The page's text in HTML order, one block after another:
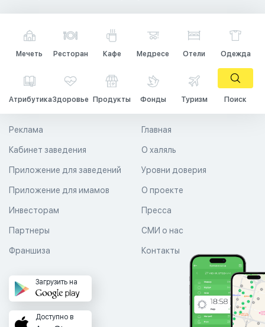
Мечеть Ресторан Кафе Медресе Отели Одежда
АтрибутикаЗдоровье Продукты Фонды Туризм Поиск
Главная
О халяль
Уровни доверия
Реклама
Кабинет заведения
Приложение для заведений
Приложение для имамов О проекте
Пресса
СМИ о нас
Контакты
Инвесторам
Партнеры
Франшиза
Загрузить на
Доступно в